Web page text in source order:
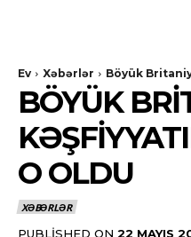
Ev Xəbərlər Böyük
BÖYÜK
O OLDU
XƏBƏRLƏR
PUBLISHED ON 22 MAYIS